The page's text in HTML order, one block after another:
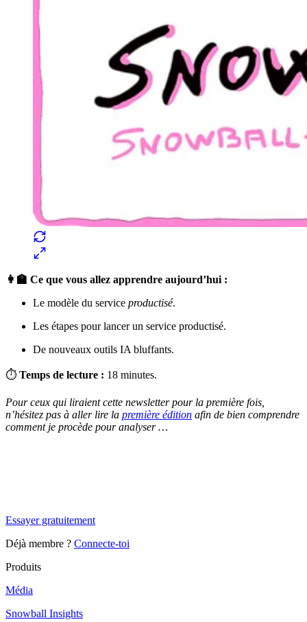
👩‍🏫 Ce que vous allez apprendre aujourd’hui :
Le modèle du service productisé.
Les étapes pour lancer un service productisé.
De nouveaux outils IA bluffants.
⏱ Temps de lecture : 18 minutes.
Pour ceux qui liraient cette newsletter pour la première fois,
n’hésitez pas à aller lire la première édition afin de bien comprendre
comment je procède pour analyser …
Essayer gratuitement
Déjà membre ? Connecte-toi
Produits
Média
Snowball Insights